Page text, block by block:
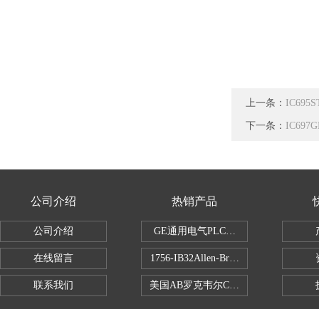
上一条：
下一条：
公司介绍
公司介绍
在线留言
联系我们
热销产品
GE通用电气PLC控制器
1756-IB32Allen-Bradley1756IB32数字
美国AB罗克韦尔CPU处理器